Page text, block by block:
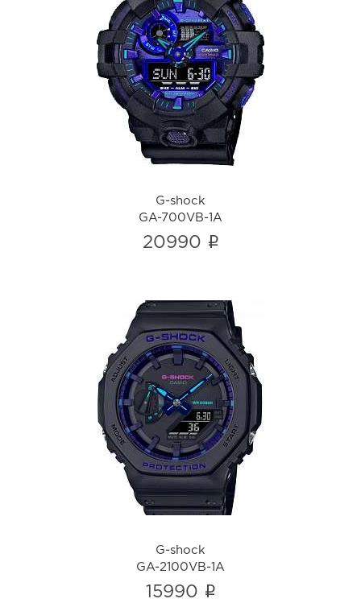
G-shock
GA-700VB-1A
i
G-shock
GA-700VB-1A
20990 i
G-shock
GA-2100VB-1A
i
G-shock
GA-2100VB-1A
15990 i